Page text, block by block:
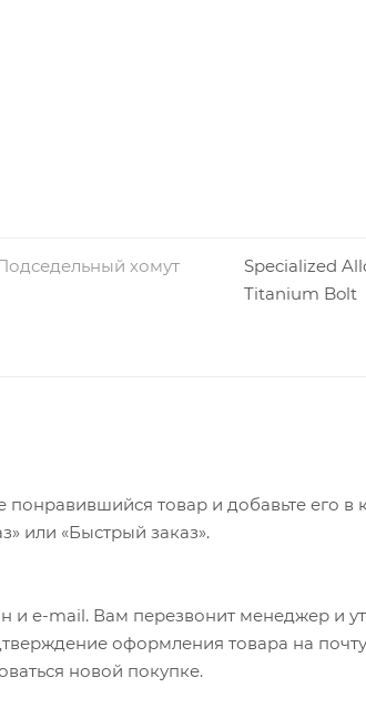
хомут
Specialized
Titanium Bolt
товар и добавьте его в
или «Быстрый заказ».
e-mail. Вам перезвонит менеджер и
оформления товара на
новой покупке.